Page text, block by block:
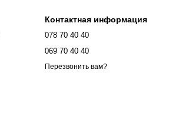
Контактная информация
078 70 40 40
069 70 40 40
Перезвонить вам?